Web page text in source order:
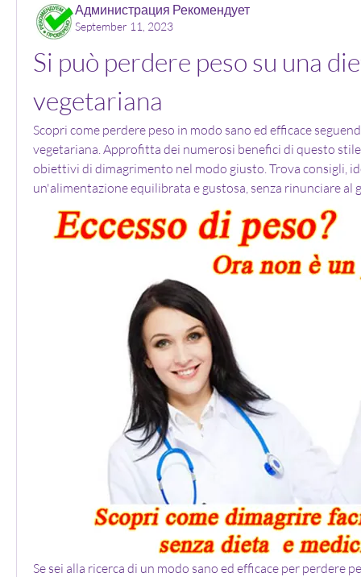
Администрация Рекомендует
September 11, 2023
Si può perdere peso su una
vegetariana
Scopri come perdere peso in modo sano ed efficace
vegetariana. Approfitta dei numerosi benefici di questo
obiettivi di dimagrimento nel modo giusto. Trova consigli,
un'alimentazione equilibrata e gustosa, senza rinunciare al
Se sei alla ricerca di un modo sano ed efficace per perdere